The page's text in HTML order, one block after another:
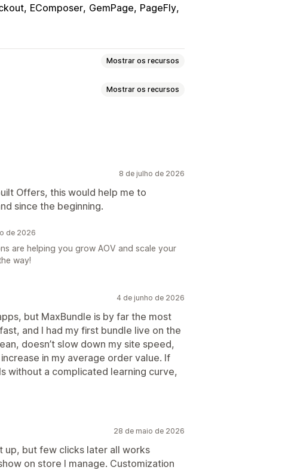
EComposer GemPage PageFly
Mostrar os recursos
de quantidade Descontos
fixos Descontos percentuais
Mostrar os recursos
Intervalos de quantidade
por níveis
funil
8 de julho de 2026
Offers, this would help me to
since the beginning.
de 2026
are helping you grow AOV and scale your
way!
4 de junho de 2026
but MaxBundle is by far the most
and I had my first bundle live on the
doesn’t slow down my site speed,
in my average order value. If
without a complicated learning curve,
28 de maio de 2026
up, but few clicks later all works
on store I manage. Customization